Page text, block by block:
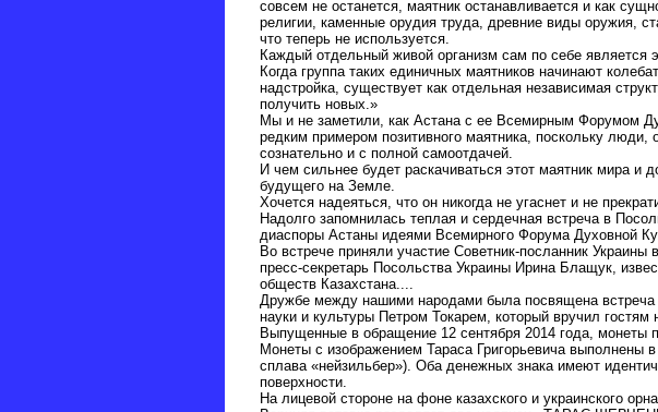
совсем не останется, маятник останавливается и как
религии, каменные орудия труда, древние виды оружия,
что теперь не используется.
Каждый отдельный живой организм сам по себе является
Когда группа таких единичных маятников начинают
надстройка, существует как отдельная независимая
получить новых.»
Мы и не заметили, как Астана с ее Всемирным Форумом
редким примером позитивного маятника, поскольку
сознательно и с полной самоотдачей.
И чем сильнее будет раскачиваться этот маятник мира
будущего на Земле.
Хочется надеяться, что он никогда не угаснет и не
Надолго запомнилась теплая и сердечная встреча в
диаспоры Астаны идеями Всемирного Форума Духовной
Во встрече приняли участие Советник-посланник
пресс-секретарь Посольства Украины Ирина Блащук,
обществ Казахстана....
Дружбе между нашими народами была посвящена встреча
науки и культуры Петром Токарем, который вручил
Выпущенные в обращение 12 сентября 2014 года, монеты
Монеты с изображением Тараса Григорьевича выполнены
сплава «нейзильбер»). Оба денежных знака имеют
поверхности.
На лицевой стороне на фоне казахского и украинского